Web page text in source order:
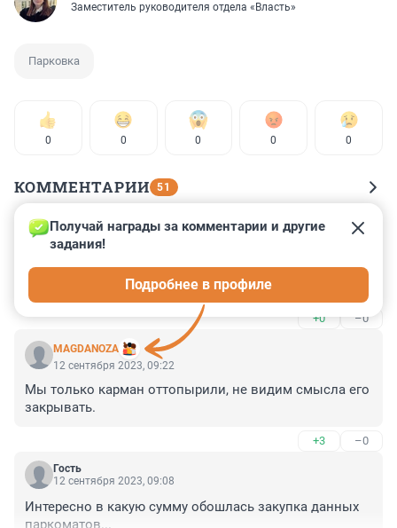
Заместитель руководителя отдела «Власть»
Парковка
0 0 0 0 0
КОММЕНТАРИИ 51
Гость
12 сентября 2023, 09:51
А почему в Москве на выходных парковка
бесплатная,а у нас платная!
+0 –0
MAGDANOZA
Получай награды за комментарии и другие
задания!
Подробнее в профиле
12 сентября 2023, 09:22
Мы только карман оттопырили, не видим смысла его
закрывать.
+3 –0
Гость
12 сентября 2023, 09:08
Интересно в какую сумму обошлась закупка данных
паркоматов...